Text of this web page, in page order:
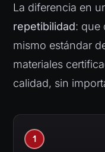
La diferencia en
repetibilidad: que
mismo estándar
materiales
calidad, sin